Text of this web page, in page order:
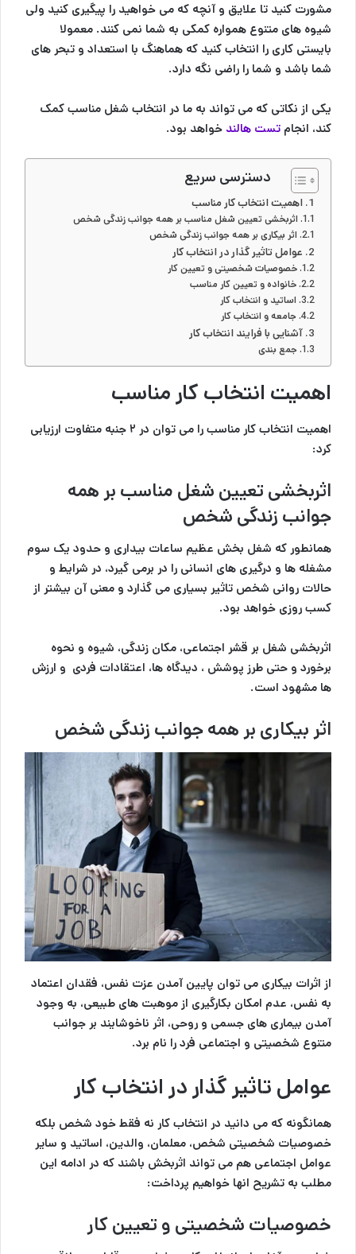
مشورت کنید تا علایق و آنچه که می خواهید را پیگیری کنید ولی
شیوه های متنوع همواره کمکی به شما نمی کنند. معمولا
بایستی کاری را انتخاب کنید که هماهنگ با استعداد و تبحر های
شما باشد و شما را راضی نگه دارد.
یکی از نکاتی که می تواند به ما در انتخاب شغل مناسب کمک
کند، انجام تست هالند خواهد بود.
دسترسی سریع
اهمیت انتخاب کار مناسب
اثربخشی تعیین شغل مناسب بر همه جوانب زندگی شخص
اثر بیکاری بر همه جوانب زندگی شخص
عوامل تاثیر گذار در انتخاب کار
خصوصیات شخصیتی و تعیین کار
خانواده و تعیین کار مناسب
اساتید و انتخاب کار
جامعه و انتخاب کار
آشنایی با فرایند انتخاب کار
جمع بندی
اهمیت انتخاب کار مناسب
اهمیت انتخاب کار
مناسب را می توان در ۲ جنبه متفاوت ارزیابی
کرد:
اثربخشی تعیین شغل مناسب بر همه
جوانب زندگی شخص
همانطور که شغل بخش عظیم ساعات بیداری و حدود یک سوم
مشغله ها و درگیری های انسانی را در برمی گیرد، در شرایط و
حالات روانی شخص تاثیر بسیاری می گذارد و معنی آن بیشتر از
کسب روزی خواهد بود.
اثربخشی شغل بر قشر اجتماعی، مکان زندگی، شیوه و نحوه
برخورد و حتی طرز پوشش ، دیدگاه ها، اعتقادات فردی و ارزش
ها مشهود است.
اثر بیکاری بر همه جوانب زندگی شخص
از اثرات بیکاری می توان پایین آمدن عزت نفس، فقدان اعتماد
به نفس، عدم امکان بکارگیری از موهبت های طبیعی، به وجود
آمدن بیماری های جسمی و روحی، اثر ناخوشایند بر جوانب
متنوع شخصیتی و اجتماعی فرد را نام برد.
عوامل تاثیر گذار در انتخاب کار
همانگونه که می دانید در انتخاب کار نه فقط خود شخص بلکه
خصوصیات شخصیتی شخص، معلمان، والدین، اساتید و سایر
عوامل اجتماعی هم می تواند اثربخش باشند که در ادامه این
مطلب به تشریح انها خواهیم پرداخت:
خصوصیات شخصیتی و تعیین کار